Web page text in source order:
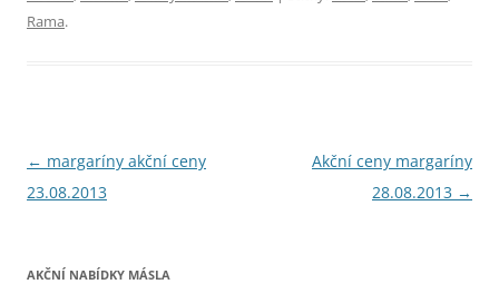
Rama.
Navigace
pro
← margaríny akční ceny
23.08.2013
Akční ceny margaríny
28.08.2013 →
AKČNÍ NABÍDKY MÁSLA